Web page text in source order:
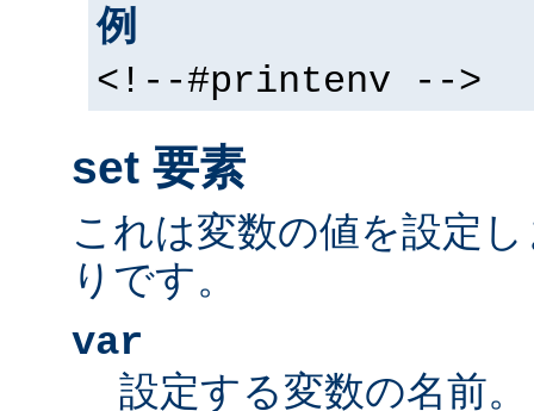
例
<!--#printenv -->
set 要素
これは変数の値を設定
りです。
var
設定する変数の名前。